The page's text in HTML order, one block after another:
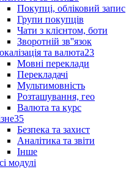
Покупці, обліковий запис
Групи покупців
Чати з клієнтом, боти
Зворотній зв''язок
та валюта23
Мовні переклади
Перекладачі
Мультимовність
Розташування, гео
Валюта та курс
35
Безпека та захист
Аналітика та звіти
Інше
модулі